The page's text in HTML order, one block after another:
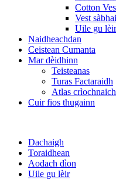
Cotton
Vest
Uile gu
Naidheachdan
Ceistean Cumanta
Mar dèidhinn
Teisteanas
Turas Factaraidh
Atlas
Cuir fios thugainn
Dachaigh
Toraidhean
Aodach dìon
Uile gu lèir